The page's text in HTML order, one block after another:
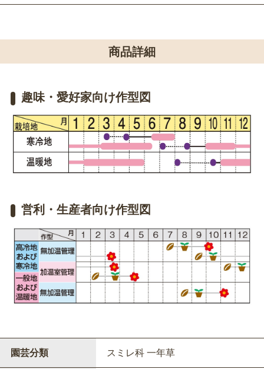
商品詳細
趣味・愛好家向け作型図
営利・生産者向け作型図
園芸分類 スミレ科 一年草